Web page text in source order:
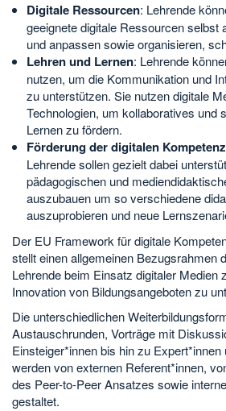
Digitale Ressourcen: Lehrende
geeignete digitale Ressourcen selbst
und anpassen sowie organisieren,
Lehren und Lernen: Lehrende
nutzen, um die Kommunikation und
zu unterstützen. Sie nutzen digitale
Technologien, um kollaboratives und
Lernen zu fördern.
Förderung der digitalen
Lehrende sollen gezielt dabei
pädagogischen und
auszubauen um so verschiedene
auszuprobieren und neue
Der EU Framework für digitale
stellt einen allgemeinen Bezugsrahmen
Lehrende beim Einsatz digitaler Medien
Innovation von Bildungsangeboten zu
Die unterschiedlichen
Austauschrunden, Vorträge mit
Einsteiger*innen bis hin zu
werden von externen Referent*innen,
des Peer-to-Peer Ansatzes sowie
gestaltet.